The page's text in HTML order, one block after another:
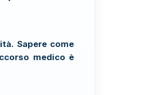
Sapere come
medico è